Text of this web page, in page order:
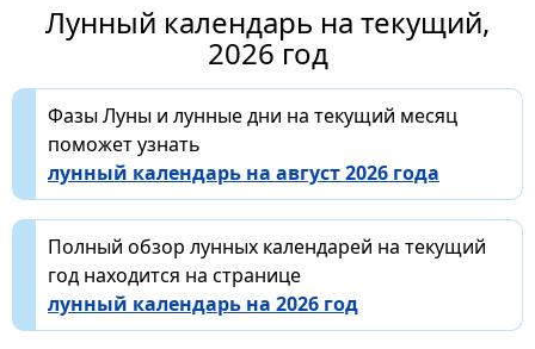
Лунный календарь на текущий,
2026 год
Фазы Луны и лунные дни на текущий месяц
поможет узнать
лунный календарь на август 2026 года
Полный обзор лунных календарей на текущий
год находится на странице
лунный календарь на 2026 год